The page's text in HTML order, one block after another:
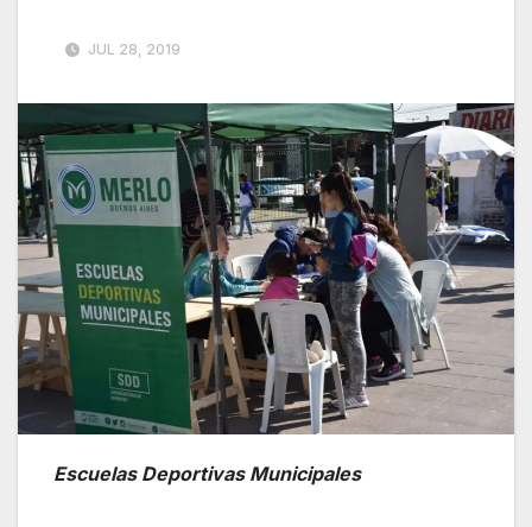
JUL 28, 2019
Escuelas Deportivas Municipales